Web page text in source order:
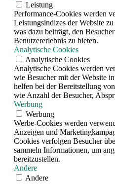
Leistung
Performance-Cookies werden
Leistungsindizes der Website
was dazu beiträgt, den
Benutzererlebnis zu bieten.
Analytische Cookies
Analytische Cookies
Analytische Cookies werden
wie Besucher mit der Website
helfen bei der Bereitstellung
wie Anzahl der Besucher,
Werbung
Werbung
Werbe-Cookies werden
Anzeigen und
Cookies verfolgen Besucher
sammeln Informationen, um
bereitzustellen.
Andere
Andere